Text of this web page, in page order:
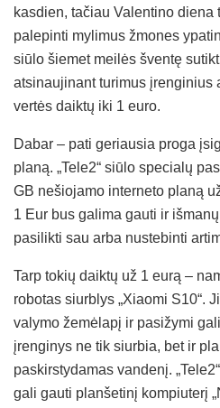
kasdien, tačiau Valentino
palepinti mylimus žmones
siūlo šiemet meilės šventę
atsinaujinant turimus įrenginius
vertės daiktų iki 1 euro.
Dabar – pati geriausia proga
planą. „Tele2“ siūlo specialų
GB nešiojamo interneto planą
1 Eur bus galima gauti ir
pasilikti sau arba nustebinti
Tarp tokių daiktų už 1 eurą –
robotas siurblys „Xiaomi S10“.
valymo žemėlapį ir pasižymi
įrenginys ne tik siurbia, bet ir
paskirstydamas vandenį.
gali gauti planšetinį kompiuterį